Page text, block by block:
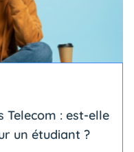
Telecom : est-elle
un étudiant ?